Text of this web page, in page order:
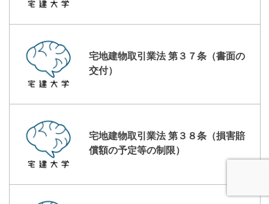
宅地建物取引業法 第３７条（書面の
交付）
宅地建物取引業法 第３８条（損害賠
償額の予定等の制限）